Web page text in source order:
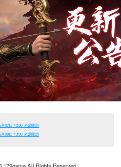
07日 10:00 火爆開啟
09日 10:00 火爆開啟